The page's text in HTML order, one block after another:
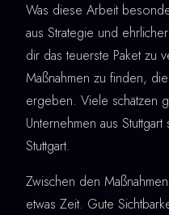
Was diese Arbeit
aus Strategie und
dir das teuerste Paket zu
Maßnahmen zu finden,
ergeben. Viele schätzen
Unternehmen aus
Stuttgart.
Zwischen den
etwas Zeit. Gute